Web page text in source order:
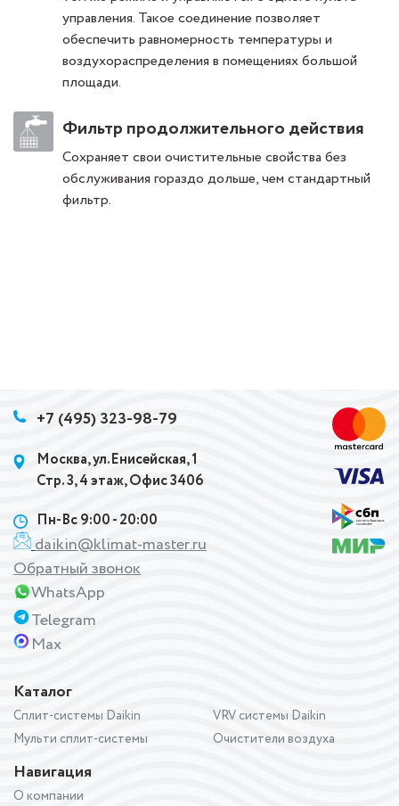
управления. Такое соединение позволяет
обеспечить равномерность температуры и
воздухораспределения в помещениях большой
площади.
Фильтр продолжительного действия
Сохраняет свои очистительные свойства без
обслуживания гораздо дольше, чем стандартный
фильтр.
Каталог
Сплит-системы Daikin
Мульти сплит-системы
VRV системы Daikin
Очистители воздуха
Навигация
О компании
+7 (495) 323-98-79
Москва, ул.Енисейская, 1
Стр. 3, 4 этаж, Офис 3406
Пн-Вс 9:00 - 20:00
daikin@klimat-master.ru
Обратный звонок
WhatsApp
Telegram
Max